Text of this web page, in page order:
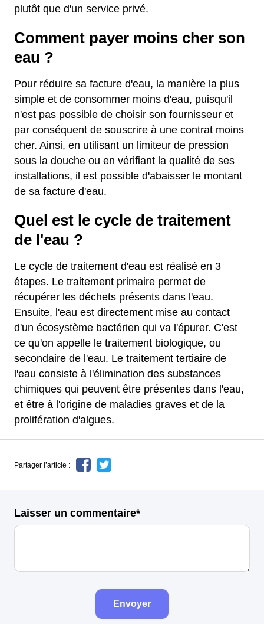
plutôt que d'un service privé.
Comment payer moins cher son
eau ?
Pour réduire sa facture d'eau, la manière la plus
simple et de consommer moins d'eau, puisqu'il
n'est pas possible de choisir son fournisseur et
par conséquent de souscrire à une contrat moins
cher. Ainsi, en utilisant un limiteur de pression
sous la douche ou en vérifiant la qualité de ses
installations, il est possible d'abaisser le montant
de sa facture d'eau.
Quel est le cycle de traitement
de l'eau ?
Le cycle de traitement d'eau est réalisé en 3
étapes. Le traitement primaire permet de
récupérer les déchets présents dans l'eau.
Ensuite, l'eau est directement mise au contact
d'un écosystème bactérien qui va l'épurer. C'est
ce qu'on appelle le traitement biologique, ou
secondaire de l'eau. Le traitement tertiaire de
l'eau consiste à l'élimination des substances
chimiques qui peuvent être présentes dans l'eau,
et être à l'origine de maladies graves et de la
prolifération d'algues.
Partager l’article :
Laisser un commentaire*
Envoyer